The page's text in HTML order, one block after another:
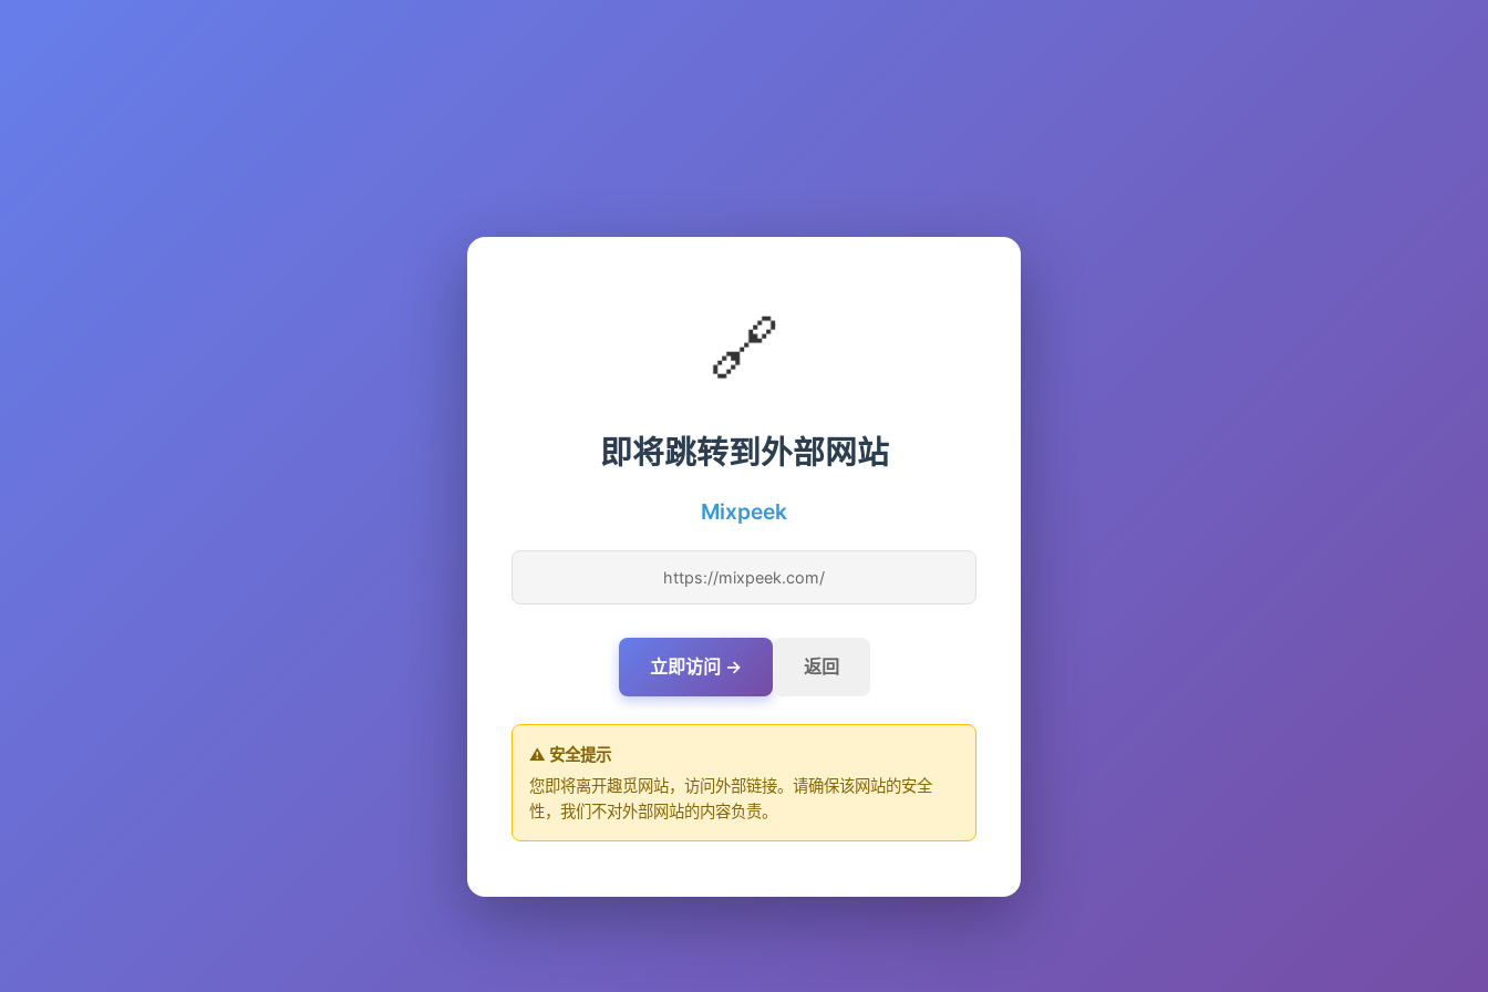
🔗
即将跳转到外部网站
Mixpeek
https://mixpeek.com/
立即访问 → 返回
⚠️ 安全提示
您即将离开趣觅网站，访问外部链接。请确保该网站的安全
性，我们不对外部网站的内容负责。